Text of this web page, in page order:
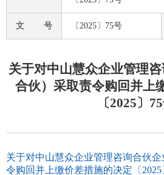
文 号 〔2025〕75号
关于对中山慧众企业管理
合伙）采取责令购回并上
〔2025〕
关于对中山慧众企业管理咨询合伙
令购回并上缴价差措施的决定〔2025